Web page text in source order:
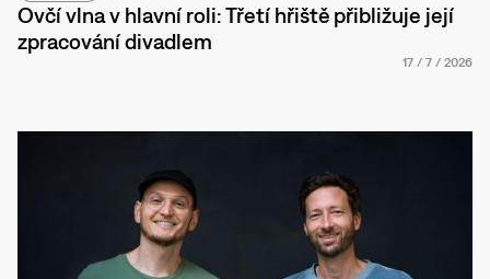
Ovčí vlna v hlavní roli: Třetí hřiště přibližuje její
zpracování divadlem
17 / 7 / 2026